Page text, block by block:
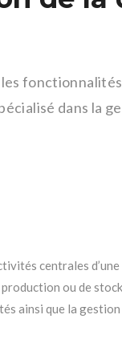
dans la
centrales
ou de
ainsi que la gestion